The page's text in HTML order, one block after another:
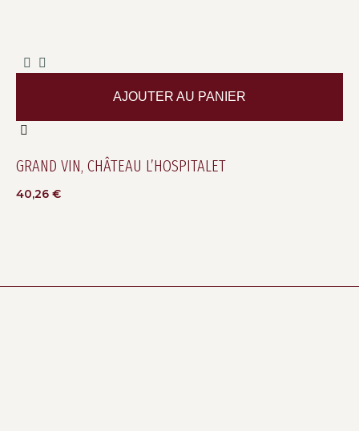
GRAND VIN, CHÂTEAU L’HOSPITALET
40,26 €
AJOUTER AU PANIER